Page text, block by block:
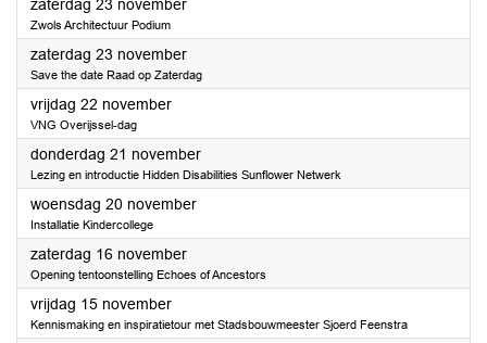
zaterdag 23 november
Zwols Architectuur Podium
zaterdag 23 november2024
Save the date Raad op Zaterdag
vrijdag 22 november2024
VNG Overijssel-dag
donderdag 21 november2024
Lezing en introductie Hidden Disabilities Sunflower Netwerk
woensdag 20 november2024
Installatie Kindercollege
zaterdag 16 november2024
Opening tentoonstelling Echoes of Ancestors
vrijdag 15 november2024
Kennismaking en inspiratietour met Stadsbouwmeester Sjoerd Feenstra